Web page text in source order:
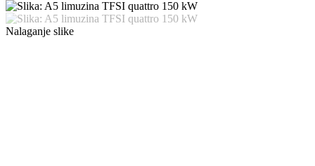
Nalaganje slike